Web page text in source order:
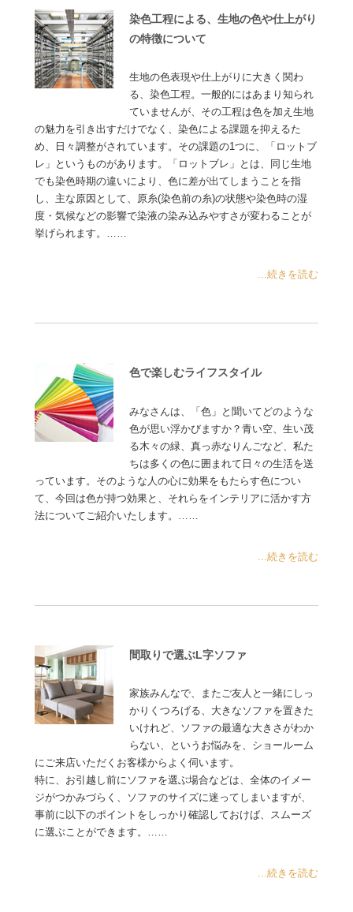
染色工程による、生地の色や仕上がり
の特徴について
生地の色表現や仕上がりに大きく関わ
る、染色工程。一般的にはあまり知られ
ていませんが、その工程は色を加え生地
の魅力を引き出すだけでなく、染色による課題を抑えるた
め、日々調整がされています。その課題の1つに、「ロットブ
レ」というものがあります。「ロットブレ」とは、同じ生地
でも染色時期の違いにより、色に差が出てしまうことを指
し、主な原因として、原糸(染色前の糸)の状態や染色時の湿
度・気候などの影響で染液の染み込みやすさが変わることが
挙げられます。……
...続きを読む
色で楽しむライフスタイル
みなさんは、「色」と聞いてどのような
色が思い浮かびますか？青い空、生い茂
る木々の緑、真っ赤なりんごなど、私た
ちは多くの色に囲まれて日々の生活を送
っています。そのような人の心に効果をもたらす色につい
て、今回は色が持つ効果と、それらをインテリアに活かす方
法についてご紹介いたします。……
...続きを読む
間取りで選ぶL字ソファ
家族みんなで、またご友人と一緒にしっ
かりくつろげる、大きなソファを置きた
いけれど、ソファの最適な大きさがわか
らない、というお悩みを、ショールーム
にご来店いただくお客様からよく伺います。
特に、お引越し前にソファを選ぶ場合などは、全体のイメー
ジがつかみづらく、ソファのサイズに迷ってしまいますが、
事前に以下のポイントをしっかり確認しておけば、スムーズ
に選ぶことができます。……
...続きを読む